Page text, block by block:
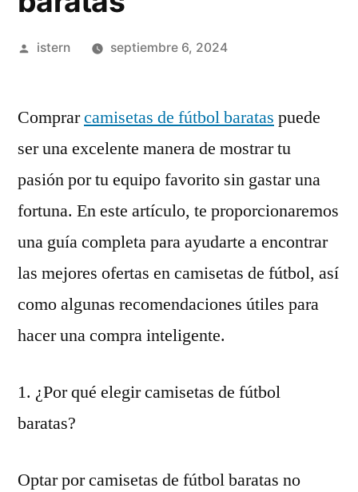
Publicado
istern septiembre 6, 2024
Comprarcamisetas de fútbol baratas puede
ser una excelente manera de mostrar tu
pasión por tu equipo favorito sin gastar una
fortuna. En este artículo, te proporcionaremos
una guía completa para ayudarte a encontrar
las mejores ofertas en camisetas de fútbol, así
como algunas recomendaciones útiles para
hacer una compra inteligente.
1. ¿Por qué elegir camisetas de fútbol
baratas?
Optar por camisetas de fútbol baratas no